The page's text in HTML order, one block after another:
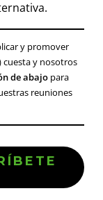
y promover
cuesta y nosotros
de abajo para
reuniones